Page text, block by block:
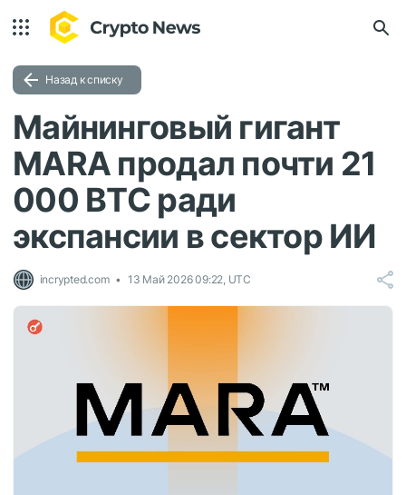
Назад к списку
Майнинговый гигант
MARA продал почти 21
000 BTC ради
экспансии в сектор ИИ
incrypted.com 13 Май 2026 09:22, UTC